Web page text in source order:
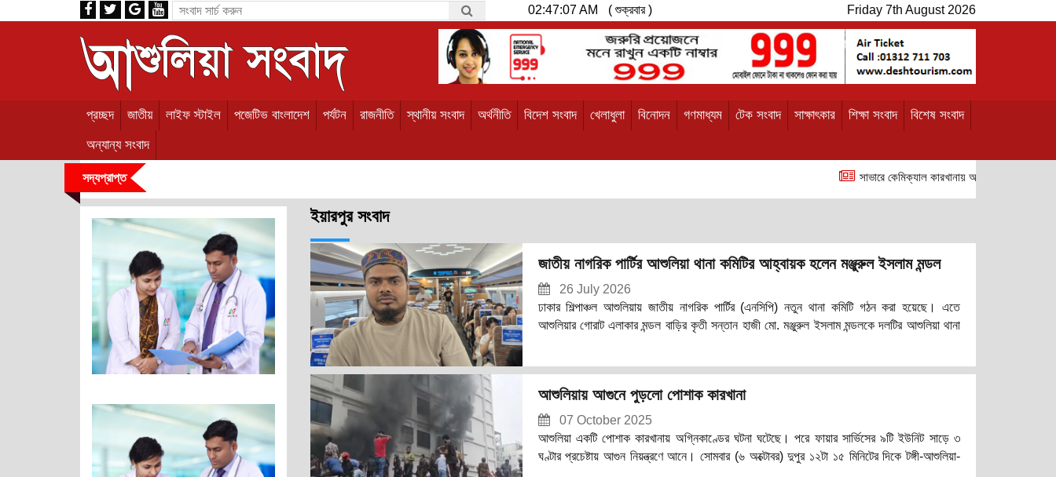
( শুক্রবার )
02:47:08 AM Friday 7th August 2026
প্রচ্ছদ জাতীয় লাইফ স্টাইল পজেটিভ বাংলাদেশ পর্যটন রাজনীতি স্থানীয় সংবাদ অর্থনীতি বিদেশ সংবাদ খেলাধুলা বিনোদন গণমাধ্যম টেক সংবাদ সাক্ষাৎকার শিক্ষা সংবাদ
বিশেষ সংবাদ
অন্যান্য সংবাদ
সদ্যপ্রাপ্ত সাভারে কেমিক্যাল কারখানায় আগুন, ফায়ার ফাইটারসহ
ইয়ারপুর সংবাদ
জাতীয় নাগরিক পার্টির আশুলিয়া থানা কমিটির আহ্বায়ক হলেন মঞ্জুরুল ইসলাম মন্ডল
26 July 2026
ঢাকার শিল্পাঞ্চল আশুলিয়ায় জাতীয় নাগরিক পার্টির (এনসিপি) নতুন থানা কমিটি গঠন করা হয়েছে। এতে
আশুলিয়ার গোরাট এলাকার মন্ডল বাড়ির কৃতী সন্তান হাজী মো. মঞ্জুরুল ইসলাম মন্ডলকে দলটির আশুলিয়া থানা
আশুলিয়ায় আগুনে পুড়লো পোশাক কারখানা
07 October 2025
আশুলিয়া একটি পোশাক কারখানায় অগ্নিকাণ্ডের ঘটনা ঘটেছে। পরে ফায়ার সার্ভিসের ৯টি ইউনিট সাড়ে ৩
ঘণ্টার প্রচেষ্টায় আগুন নিয়ন্ত্রণে আনে। সোমবার (৬ অক্টোবর) দুপুর ১২টা ১৫ মিনিটের দিকে টঙ্গী-আশুলিয়া-